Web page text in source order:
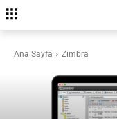
Ana Sayfa Zimbra